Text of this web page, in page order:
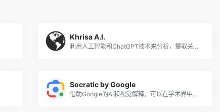
Khrisa A.I.
利用人工智能和ChatGPT技术来分析，提取关键信息并与pdf无缝交互。
Socratic by Google
借助Google的AI和视觉解释，可以在学术界中脱颖而出。